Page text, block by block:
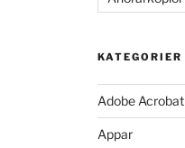
KATEGORIER
Adobe Acrobat
Appar